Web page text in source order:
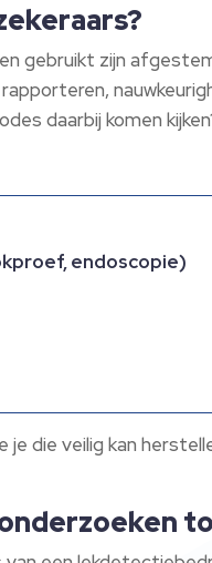
gebruikt zijn
daarbij komen
endoscopie)
je die veilig kan